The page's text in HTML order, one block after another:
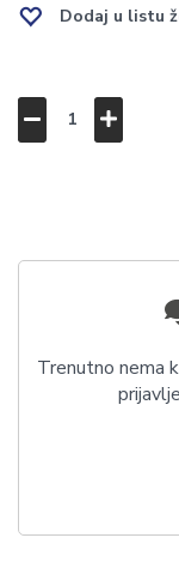
Dodaj u listu
Trenutno nema